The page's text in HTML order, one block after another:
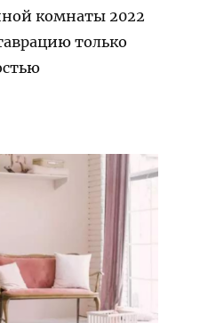
комнаты 2022
только